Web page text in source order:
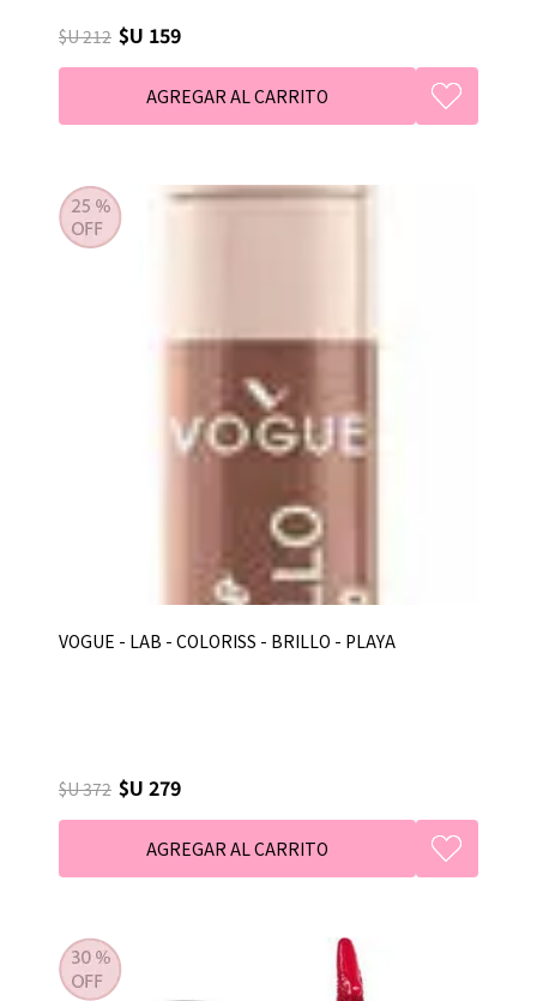
$U 212 $U 159
VOGUE - LAB - COLORISS - BRILLO - PLAYA
$U 372 $U 279